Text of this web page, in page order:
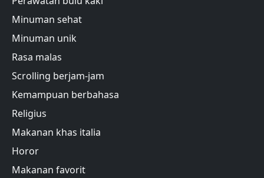
Minuman sehat
Minuman unik
Rasa malas
Scrolling berjam-jam
Kemampuan berbahasa
Religius
Makanan khas italia
Horor
Makanan favorit